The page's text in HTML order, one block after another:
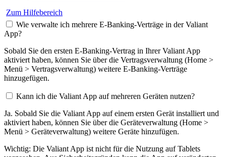
Zum Hilfebereich
Wie verwalte ich mehrere E-Banking-Verträge in der Valiant
App?
Sobald Sie den ersten E-Banking-Vertrag in Ihrer Valiant App
aktiviert haben, können Sie über die Vertragsverwaltung (Home >
Menü > Vertragsverwaltung) weitere E-Banking-Verträge
hinzugefügen.
Kann ich die Valiant App auf mehreren Geräten nutzen?
Ja. Sobald Sie die Valiant App auf einem ersten Gerät installiert und
aktiviert haben, können Sie über die Geräteverwaltung (Home >
Menü > Geräteverwaltung) weitere Geräte hinzufügen.
Wichtig: Die Valiant App ist nicht für die Nutzung auf Tablets